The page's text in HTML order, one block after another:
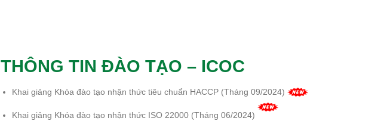
THÔNG TIN ĐÀO TẠO – ICOC
Khai giảng Khóa đào tạo nhận thức tiêu chuẩn HACCP (Tháng 09/2024)
Khai giảng Khóa đào tạo nhận thức ISO 22000 (Tháng 06/2024)